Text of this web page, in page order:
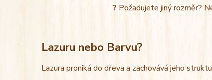
? Požadujete jiný rozměr?
Lazuru nebo Barvu?
Lazura proniká do dřeva a zachovává jeho